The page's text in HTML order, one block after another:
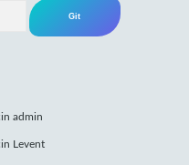
admin
Levent